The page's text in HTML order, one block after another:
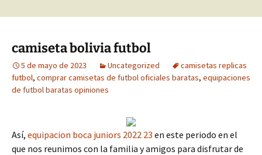
camiseta bolivia futbol
5 de mayo de 2023 Uncategorized
camisetas replicas
futbol, comprar camisetas de futbol oficiales baratas, equipaciones
de futbol baratas opiniones
Así, equipacion boca juniors 2022 23 en este periodo en el
que nos reunimos con la familia y amigos para disfrutar de